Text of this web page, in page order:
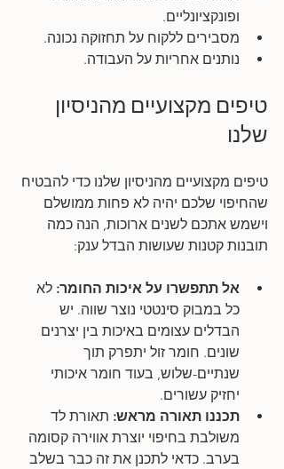
ופונקציונליים.
מסבירים ללקוח על תחזוקה נכונה.
נותנים אחריות על העבודה.
טיפים מקצועיים מהניסיון
שלנו
טיפים מקצועיים מהניסיון שלנו כדי להבטיח
שהחיפוי שלכם יהיה לא פחות ממושלם
וישמש אתכם לשנים ארוכות, הנה כמה
תובנות קטנות שעושות הבדל ענק:
אל תתפשרו על איכות החומר: לא
כל במבוק סינטטי נוצר שווה. יש
הבדלים עצומים באיכות בין יצרנים
שונים. חומר זול יתפרק תוך
שנתיים-שלוש, בעוד חומר איכותי
יחזיק עשורים.
תכננו תאורה מראש: תאורת לד
משולבת בחיפוי יוצרת אווירה קסומה
בערב. כדאי לתכנן את זה כבר בשלב